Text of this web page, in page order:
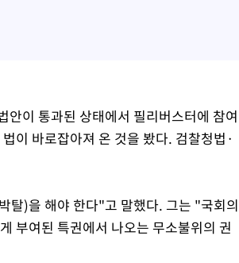
이 통과된 상태에서 필리버스터에 참여
이 바로잡아져 온 것을 봤다. 검찰청법·
탈)을 해야 한다"고 말했다. 그는 "국회의
부여된 특권에서 나오는 무소불위의 권